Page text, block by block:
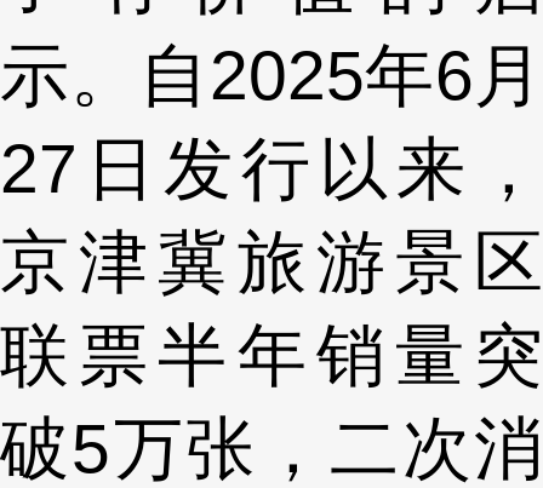
示。自2025年6月
27日发行以来，
京津冀旅游景区
联票半年销量突
破5万张，二次消